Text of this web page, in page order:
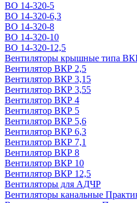
ВО 14-320-5
ВО 14-320-6,3
ВО 14-320-8
ВО 14-320-10
ВО 14-320-12,5
Вентиляторы крышные типа
Вентилятор ВКР 2,5
Вентилятор ВКР 3,15
Вентилятор ВКР 3,55
Вентилятор ВКР 4
Вентилятор ВКР 5
Вентилятор ВКР 5,6
Вентилятор ВКР 6,3
Вентилятор ВКР 7,1
Вентилятор ВКР 8
Вентилятор ВКР 10
Вентилятор ВКР 12,5
Вентиляторы для АДЧР
Вентиляторы канальные